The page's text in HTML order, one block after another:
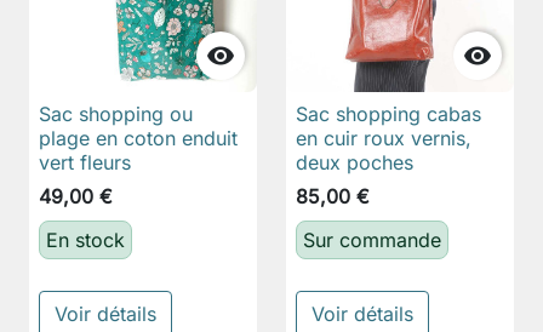

Sac shopping ou
plage en coton enduit
vert fleurs
49,00 €
En stock
Voir détails

Sac shopping cabas
en cuir roux vernis,
deux poches
85,00 €
Sur commande
Voir détails